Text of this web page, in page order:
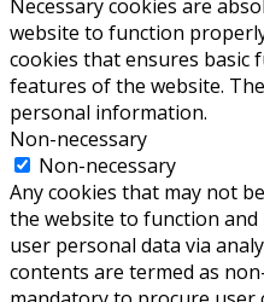
Necessary cookies are
website to function
cookies that ensures basic
features of the website.
personal information.
Non-necessary
Non-necessary
Any cookies that may not
the website to function and
user personal data via
contents are termed as